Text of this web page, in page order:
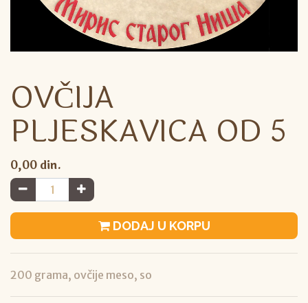
OVČIJA
PLJESKAVICA OD 5
0,00 din.
DODAJ U KORPU
200 grama, ovčije meso, so